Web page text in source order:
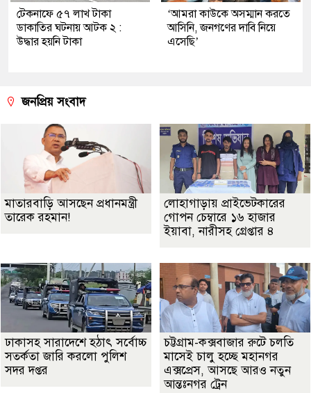
টেকনাফে ৫৭ লাখ টাকা
ডাকাতির ঘটনায় আটক ২ :
উদ্ধার হয়নি টাকা
‘আমরা কাউকে অসম্মান করতে
আসিনি, জনগণের দাবি নিয়ে
এসেছি’
জনপ্রিয় সংবাদ
মাতারবাড়ি আসছেন প্রধানমন্ত্রী
তারেক রহমান!
লোহাগাড়ায় প্রাইভেটকারের
গোপন চেম্বারে ১৬ হাজার
ইয়াবা, নারীসহ গ্রেপ্তার ৪
ঢাকাসহ সারাদেশে হঠাৎ সর্বোচ্চ
সতর্কতা জা‌রি করলো পুলিশ
সদর দপ্তর
চট্টগ্রাম-কক্সবাজার রুটে চলতি
মাসেই চালু হচ্ছে মহানগর
এক্সপ্রেস, আসছে আরও নতুন
আন্তঃনগর ট্রেন